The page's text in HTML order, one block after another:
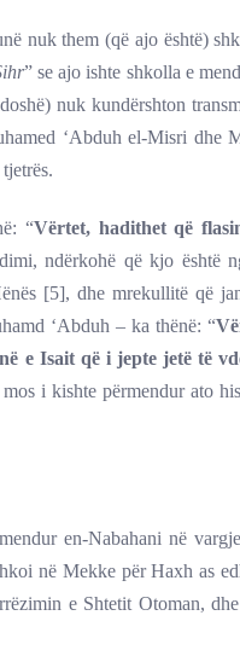
nuk them (që ajo është)
” se ajo ishte shkolla e
nuk kundërshton
‘Abduh el-Misri dhe
“Vërtet, hadithet që
ndërkohë që kjo është
[5], dhe mrekullitë që
‘Abduh – ka thënë: “
e Isait që i jepte jetë të
i kishte përmendur ato
en-Nabahani në
në Mekke për Haxh as
e Shtetit Otoman,